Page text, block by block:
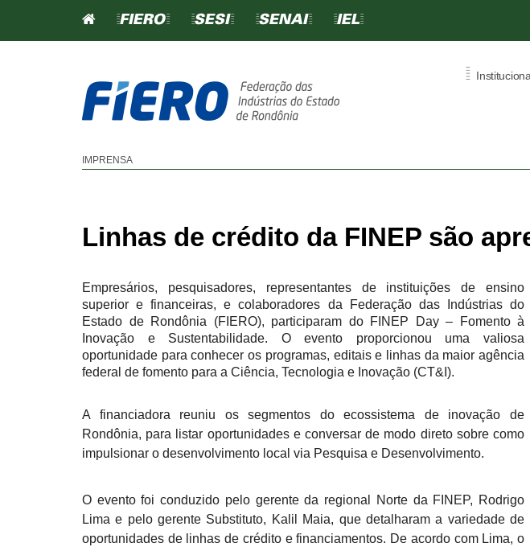
=FIERO= =SESI= =SENAI= =IEL=
=
TABELA DE CONTRIBUIÇÃO
SINDICATOS FILIADO
CERTIFICADO DE
IMPRENSA
Linhas de crédito da FINEP são
Empresários, pesquisadores, representantes de instituições de ensino
superior e financeiras, e colaboradores da Federação das Indústrias do
Estado de Rondônia (FIERO), participaram do FINEP Day – Fomento à
Inovação e Sustentabilidade. O evento proporcionou uma valiosa
oportunidade para conhecer os programas, editais e linhas da maior agência
federal de fomento para a Ciência, Tecnologia e Inovação (CT&I).
A financiadora reuniu os segmentos do ecossistema de inovação de
Rondônia, para listar oportunidades e conversar de modo direto sobre como
impulsionar o desenvolvimento local via Pesquisa e Desenvolvimento.
O evento foi conduzido pelo gerente da regional Norte da FINEP, Rodrigo
Lima e pelo gerente Substituto, Kalil Maia, que detalharam a variedade de
oportunidades de linhas de crédito e financiamentos. De acordo com Lima, o